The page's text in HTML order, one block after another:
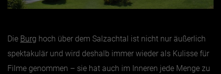
Die Burg hoch über dem Salzachtal ist nicht nur äußerlich
spektakulär und wird deshalb immer wieder als Kulisse für
Filme genommen – sie hat auch im Inneren jede Menge zu